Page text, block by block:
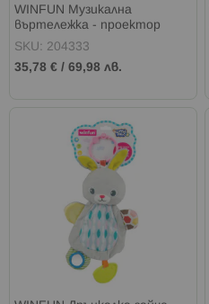
WINFUN Музикална
въртележка - проектор
Приятели от Джунглата
SKU: 204333
35,78 € / 69,98 лв.